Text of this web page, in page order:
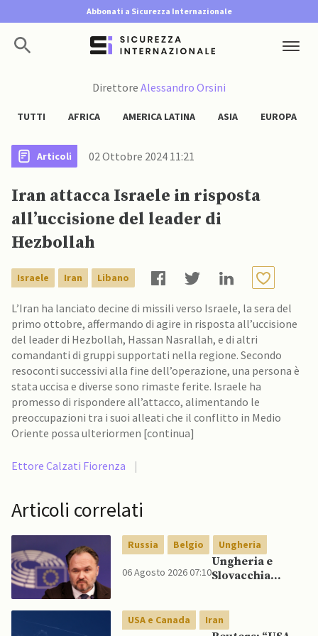
Abbonati a Sicurezza Internazionale
Direttore Alessandro Orsini
TUTTI AFRICA AMERICA LATINA ASIA EUROPA
Articoli 02 Ottobre 2024 11:21
Iran attacca Israele in risposta
all’uccisione del leader di
Hezbollah
Israele Iran Libano
L’Iran ha lanciato decine di missili verso Israele, la sera del
primo ottobre, affermando di agire in risposta all’uccisione
del leader di Hezbollah, Hassan Nasrallah, e di altri
comandanti di gruppi supportati nella regione. Secondo
resoconti successivi alla fine dell’operazione, una persona è
stata uccisa e diverse sono rimaste ferite. Israele ha
promesso di rispondere all’attacco, alimentando le
preoccupazioni tra i suoi alleati che il conflitto in Medio
Oriente possa ulteriormen [continua]
Ettore Calzati Fiorenza |
Articoli correlati
Russia Belgio Ungheria
06 Agosto 2026 07:10
Ungheria e
Slovacchia
con petrolio
russo, mentre
USA e Canada Iran